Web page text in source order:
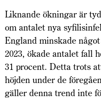
Liknande ökningar är
om antalet nya
England minskade
2023, ökade antalet fall
31 procent. Detta trots
höjden under de
gäller denna trend inte